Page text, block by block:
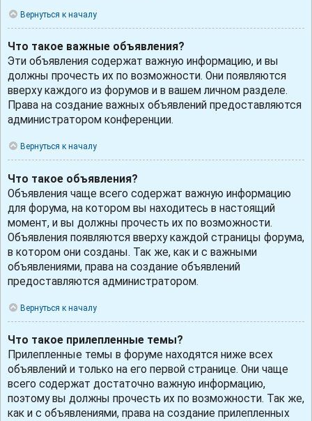
Вернуться к началу
Что такое важные объявления?
Эти объявления содержат важную информацию, и вы
должны прочесть их по возможности. Они появляются
вверху каждого из форумов и в вашем личном разделе.
Права на создание важных объявлений предоставляются
администратором конференции.
Вернуться к началу
Что такое объявления?
Объявления чаще всего содержат важную информацию
для форума, на котором вы находитесь в настоящий
момент, и вы должны прочесть их по возможности.
Объявления появляются вверху каждой страницы форума,
в котором они созданы. Так же, как и с важными
объявлениями, права на создание объявлений
предоставляются администратором.
Вернуться к началу
Что такое прилепленные темы?
Прилепленные темы в форуме находятся ниже всех
объявлений и только на его первой странице. Они чаще
всего содержат достаточно важную информацию,
поэтому вы должны прочесть их по возможности. Так же,
как и с объявлениями, права на создание прилепленных